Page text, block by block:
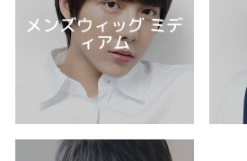
メンズウィッグ ミデ
ィアム